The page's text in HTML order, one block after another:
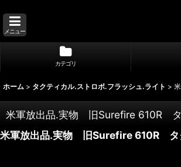
メニュー
カテゴリ
ホーム > タクティカル.ストロボ.フラッシュ.ライト >
米軍放出品.実物 旧Surefire 610R
米軍放出品.実物 旧Surefire 610R タ